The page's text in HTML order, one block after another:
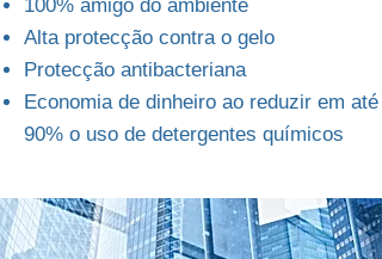
100% amigo do ambiente
Alta protecção contra o gelo
Protecção antibacteriana
Economia de dinheiro ao reduzir em até
90% o uso de detergentes químicos